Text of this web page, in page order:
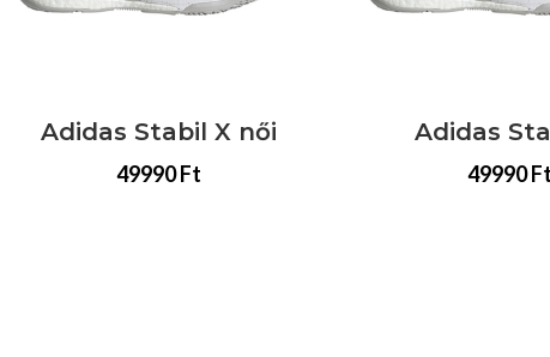
Adidas Stabil X női
49990 Ft
Adidas Stabil X
49990 Ft